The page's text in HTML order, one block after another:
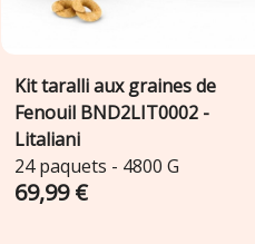
Ajouter au panier
Kit taralli aux graines de
Fenouil BND2LIT0002 -
Litaliani
24 paquets - 4800 G
69,99 €